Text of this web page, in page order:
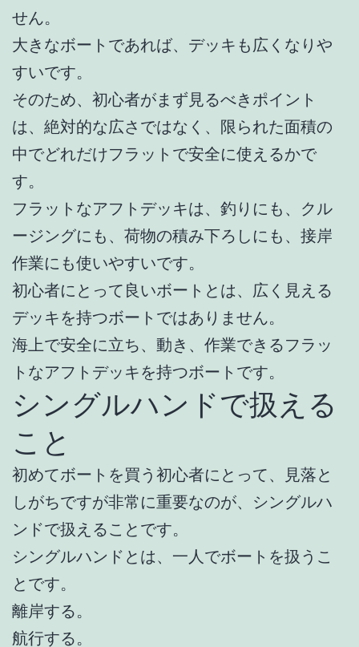
せん。
大きなボートであれば、デッキも広くなりや
すいです。
そのため、初心者がまず見るべきポイント
は、絶対的な広さではなく、限られた面積の
中でどれだけフラットで安全に使えるかで
す。
フラットなアフトデッキは、釣りにも、クル
ージングにも、荷物の積み下ろしにも、接岸
作業にも使いやすいです。
初心者にとって良いボートとは、広く見える
デッキを持つボートではありません。
海上で安全に立ち、動き、作業できるフラッ
トなアフトデッキを持つボートです。
シングルハンドで扱える
こと
初めてボートを買う初心者にとって、見落と
しがちですが非常に重要なのが、シングルハ
ンドで扱えることです。
シングルハンドとは、一人でボートを扱うこ
とです。
離岸する。
航行する。